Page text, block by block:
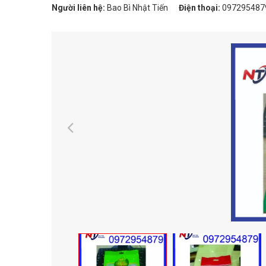
Người liên hệ: Bao Bì Nhật Tiến Điện thoại: